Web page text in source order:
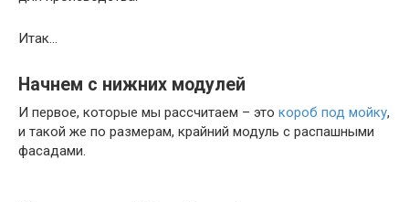
Итак…
Начнем с нижних модулей
И первое, которые мы рассчитаем – это короб под мойку,
и такой же по размерам, крайний модуль с распашными
фасадами.